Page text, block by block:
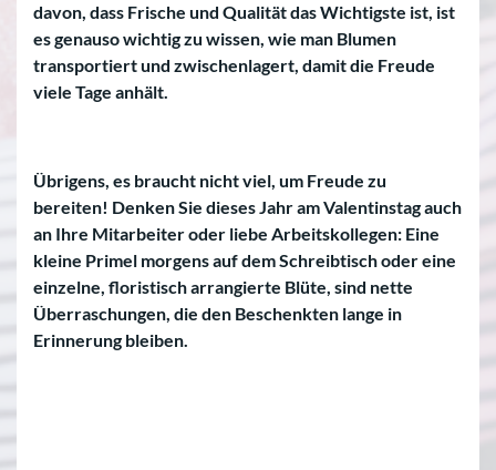
davon, dass Frische und Qualität das Wichtigste ist, ist
es genauso wichtig zu wissen, wie man Blumen
transportiert und zwischenlagert, damit die Freude
viele Tage anhält.
Übrigens, es braucht nicht viel, um Freude zu
bereiten! Denken Sie dieses Jahr am Valentinstag auch
an Ihre Mitarbeiter oder liebe Arbeitskollegen: Eine
kleine Primel morgens auf dem Schreibtisch oder eine
einzelne, floristisch arrangierte Blüte, sind nette
Überraschungen, die den Beschenkten lange in
Erinnerung bleiben.